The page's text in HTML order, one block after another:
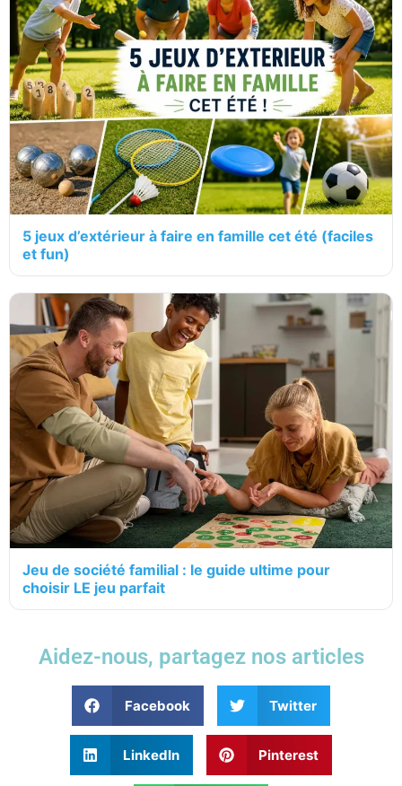
5 jeux d’extérieur à faire en famille cet été (faciles
et fun)
Jeu de société familial : le guide ultime pour
choisir LE jeu parfait
Aidez-nous, partagez nos articles
Facebook Twitter
LinkedIn Pinterest